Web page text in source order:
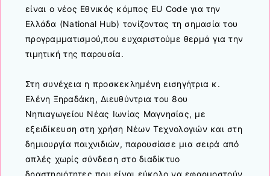
είναι ο νέος Εθνικός κόμπος EU Code για την
Ελλάδα (National Hub) τονίζοντας τη σημασία του
προγραμματισμού,που ευχαριστούμε θερμά για την
τιμητική της παρουσία.
Στη συνέχεια η προσκεκλημένη εισηγήτρια κ.
Ελένη Ξηραδάκη, Διευθύντρια του 8ου
Νηπιαγωγείου Νέας Ιωνίας Μαγνησίας, με
εξειδίκευση στη χρήση Νέων Τεχνολογιών και στη
δημιουργία παιχνιδιών, παρουσίασε μια σειρά από
απλές χωρίς σύνδεση στο διαδίκτυο